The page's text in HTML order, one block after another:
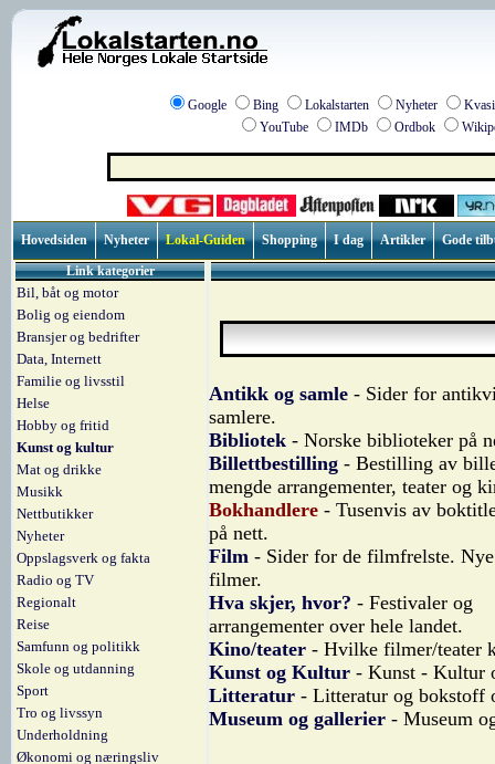
Google Bing Lokalstarten Nyheter
YouTube
IMDb Ordbok
Hovedsiden Nyheter Lokal-Guiden Shopping I dag Artikler
Gode
Link kategorier
Bil, båt og motor
Bolig og eiendom
Bransjer og bedrifter
Data, Internett
Familie og livsstil
Helse
Hobby og fritid
Kunst og kultur
Mat og drikke
Musikk
Nettbutikker
Nyheter
Oppslagsverk og fakta
Radio og TV
Regionalt
Reise
Samfunn og politikk
Skole og utdanning
Sport
Tro og livssyn
Underholdning
Økonomi og næringsliv
Antikk og samle - Sider for
samlere.
Bibliotek - Norske biblioteker på
Billettbestilling - Bestilling av
mengde arrangementer, teater og
Bokhandlere - Tusenvis av
på nett.
Film - Sider for de filmfrelste.
filmer.
Hva skjer, hvor? - Festivaler og
arrangementer over hele landet.
Kino/teater - Hvilke filmer/teater
Kunst og Kultur - Kunst - Kultur
Litteratur - Litteratur og bokstoff
Museum og gallerier - Museum